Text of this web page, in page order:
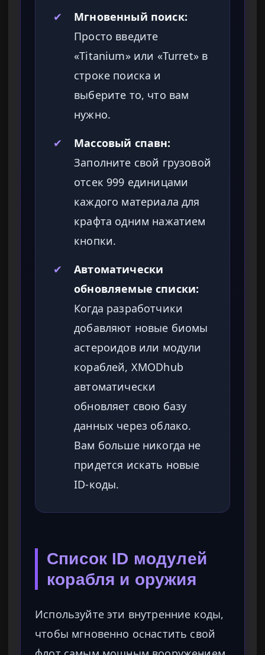
✔
Мгновенный поиск:
Просто введите
«Titanium» или «Turret» в
строке поиска и
выберите то, что вам
нужно.
✔
Массовый спавн:
Заполните свой грузовой
отсек 999 единицами
каждого материала для
крафта одним нажатием
кнопки.
✔
Автоматически
обновляемые списки:
Когда разработчики
добавляют новые биомы
астероидов или модули
кораблей, XMODhub
автоматически
обновляет свою базу
данных через облако.
Вам больше никогда не
придется искать новые
ID-коды.
Список ID модулей
корабля и оружия
Используйте эти внутренние коды,
чтобы мгновенно оснастить свой